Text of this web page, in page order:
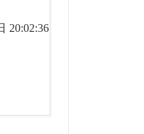
20:02:36